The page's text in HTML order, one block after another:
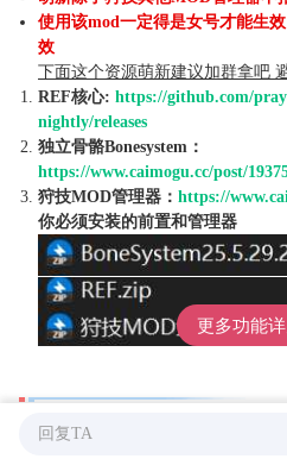
使用该mod一定得是女号才能生
效
下面这个资源萌新建议加群拿吧
REF核心: https://github.com/
nightly/releases
独立骨骼Bonesystem：
https://www.caimogu.cc/post/
狩技MOD管理器： https://
你必须安装的前置和管理器
回复TA
更多功能